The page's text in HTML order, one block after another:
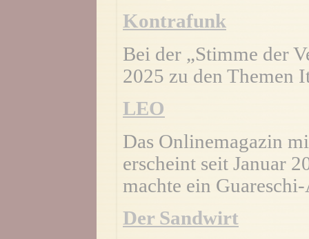
Kontrafunk
Bei der „Stimme der
2025 zu den Themen
LEO
Das Onlinemagazin
erscheint seit Januar
machte ein
Der Sandwirt